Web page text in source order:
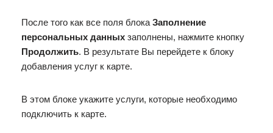
После того как все поля блока Заполнение
персональных данных заполнены, нажмите кнопку
Продолжить. В результате Вы перейдете к блоку
добавления услуг к карте.
В этом блоке укажите услуги, которые необходимо
подключить к карте.